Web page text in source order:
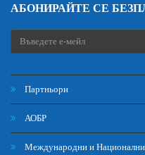
АБОНИРАЙТЕ СЕ
Партньори
АОБР
Международни и Национални